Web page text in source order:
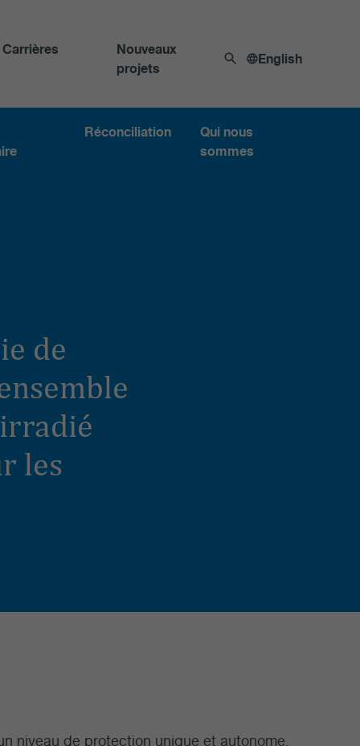
Carrières
Nouveaux
projets
English
Réconciliation
Qui nous
sommes
de
les
niveau de protection unique et autonome.